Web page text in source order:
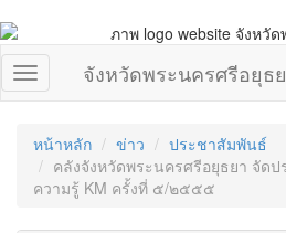
จังหวัดพระนครศรีอยุธ
หน้าหลัก ข่าว
ประชาสัมพันธ์
คลังจังหวัดพระนครศรีอยุธยา จัด
ความรู้ KM ครั้งที่ ๕/๒๕๕๕